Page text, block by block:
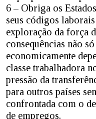
6 – Obriga os
seus códigos
exploração da força
consequências não
economicamente
classe trabalhadora
pressão da
para outros países
confrontada com o
de empregos.